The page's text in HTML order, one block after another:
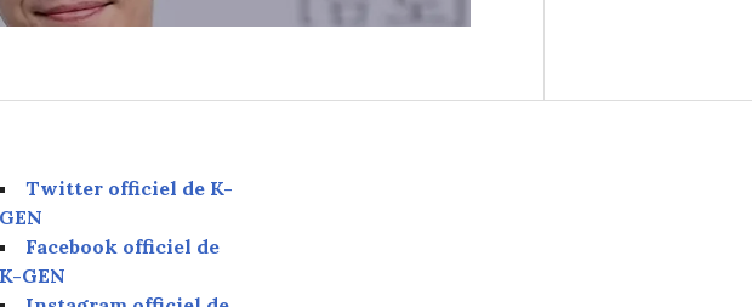
Twitter officiel de K-
GEN
Facebook officiel de
K-GEN